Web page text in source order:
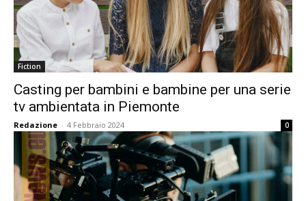
Fiction
Casting per bambini e bambine per una serie
tv ambientata in Piemonte
Redazione - 4 Febbraio 2024 0